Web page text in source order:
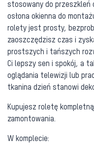
stosowany do przeszkleń
osłona okienna do
rolety jest prosty,
zaoszczędzisz czas i
prostszych i tańszych
Ci lepszy sen i spokój, a
oglądania telewizji lub
tkanina dzień stanowi
Kupujesz roletę
zamontowania.
W komplecie: